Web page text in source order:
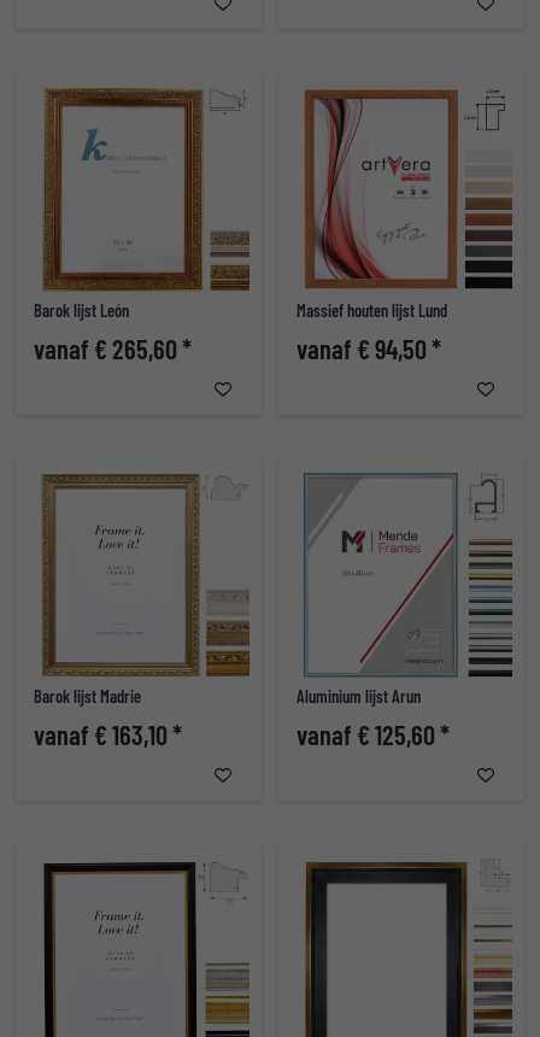
Barok lijst León
vanaf € 265,60 *
Massief houten lijst Lund
vanaf € 94,50 *
Barok lijst Madrie
vanaf € 163,10 *
Aluminium lijst Arun
vanaf € 125,60 *